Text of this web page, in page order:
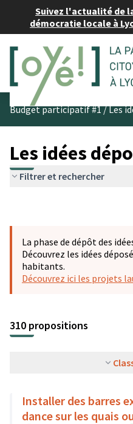
Suivez l'actualité de
démocratie locale à
Budget participatif #1/Les
Les idées
Filtrer et rechercher
La phase de dépôt des
Découvrez les idées
habitants.
Découvrez ici les projets
310 propositions
Installer des barres
dance sur les quais